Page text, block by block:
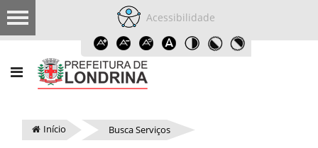
Acessibilidade
Início Busca Serviços